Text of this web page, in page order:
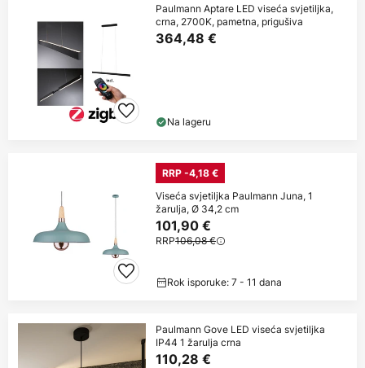
Paulmann Aptare LED viseća svjetiljka,
crna, 2700K, pametna, prigušiva
364,48 €
Na lageru
RRP -4,18 €
Viseća svjetiljka Paulmann Juna, 1
žarulja, Ø 34,2 cm
101,90 €
RRP106,08 €
Rok isporuke: 7 - 11 dana
Paulmann Gove LED viseća svjetiljka
IP44 1 žarulja crna
110,28 €